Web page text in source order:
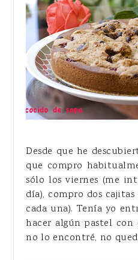
Desde que he
que compro
sólo los viernes (me
día), compro dos
cada una). Tenía yo
hacer algún pastel
no lo encontré, no